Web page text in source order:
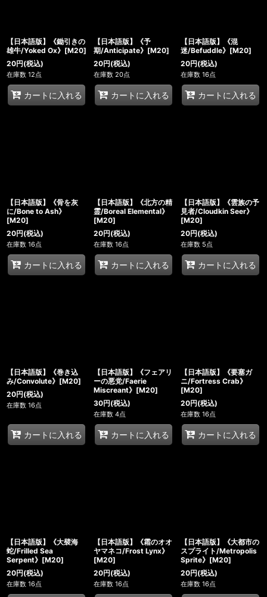
【日本語版】《鋤引きの
雄牛/Yoked Ox》[M20]
20円(税込)
在庫数 12点
カートに入れる
【日本語版】《予
期/Anticipate》[M20]
20円(税込)
在庫数 20点
カートに入れる
【日本語版】《混
迷/Befuddle》[M20]
20円(税込)
在庫数 16点
カートに入れる
【日本語版】《骨を灰
に/Bone to Ash》
[M20]
20円(税込)
在庫数 16点
カートに入れる
【日本語版】《北方の精
霊/Boreal Elemental》
[M20]
20円(税込)
在庫数 16点
カートに入れる
【日本語版】《雲族の予
見者/Cloudkin Seer》
[M20]
20円(税込)
在庫数 5点
カートに入れる
【日本語版】《巻き込
み/Convolute》[M20]
20円(税込)
在庫数 16点
カートに入れる
【日本語版】《フェアリ
ーの悪党/Faerie
Miscreant》[M20]
30円(税込)
在庫数 4点
カートに入れる
【日本語版】《要塞ガ
ニ/Fortress Crab》
[M20]
20円(税込)
在庫数 16点
カートに入れる
【日本語版】《大襞海
蛇/Frilled Sea
Serpent》[M20]
20円(税込)
在庫数 16点
【日本語版】《霜のオオ
ヤマネコ/Frost Lynx》
[M20]
20円(税込)
在庫数 16点
【日本語版】《大都市の
スプライト/Metropolis
Sprite》[M20]
20円(税込)
在庫数 16点